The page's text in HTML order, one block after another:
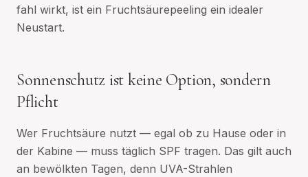
fahl wirkt, ist ein Fruchtsäurepeeling ein idealer
Neustart.
Sonnenschutz ist keine Option, sondern
Pflicht
Wer Fruchtsäure nutzt — egal ob zu Hause oder in
der Kabine — muss täglich SPF tragen. Das gilt auch
an bewölkten Tagen, denn UVA-Strahlen